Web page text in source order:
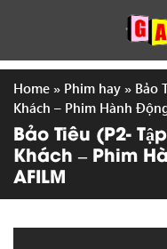
Home » Phim hay » Bảo
Khách – Phim Hành
Bảo Tiêu (P2-
Khách – Phim
AFILM